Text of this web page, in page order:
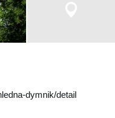
dymnik/detail